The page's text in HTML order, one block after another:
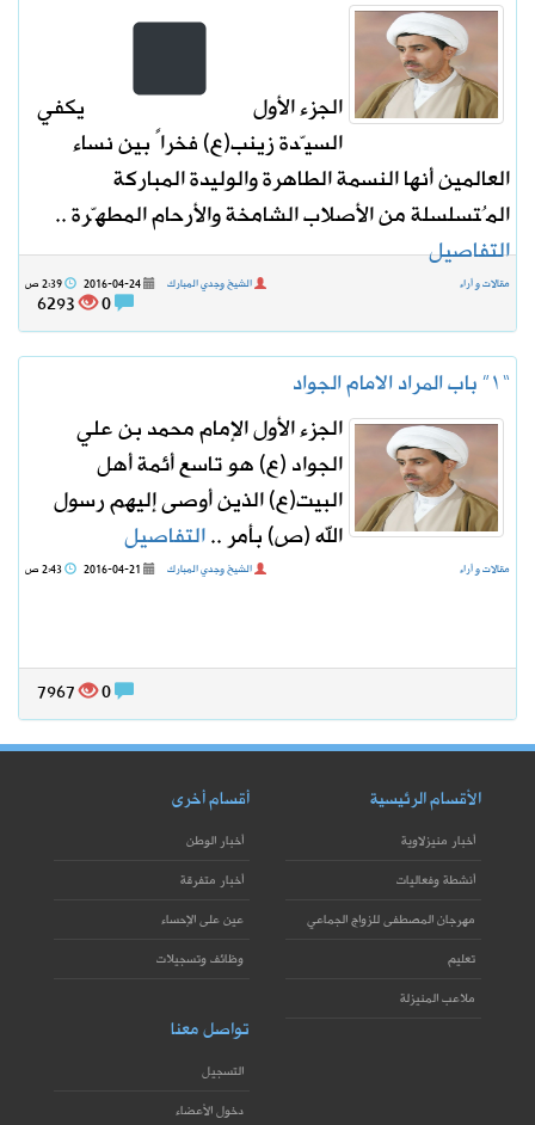
الجزء الأول
يكفي
السيّدة زينب(ع) فخراً بين نساء
العالمين أنها النسمة الطاهرة والوليدة المباركة
المُتسلسلة من الأصلاب الشامخة والأرحام المطهّرة ..
التفاصيل
مقالات و أراء 2016-04-24 الشيخ وجدي المبارك
6293
“١” باب المراد الامام الجواد
الجزء الأول الإمام محمد بن علي
الجواد (ع) هو تاسع أئمة أهل
البيت(ع) الذين أوصى إليهم رسول
الله (ص) بأمر ..التفاصيل
مقالات و أراء 2016-04-21 الشيخ وجدي المبارك
7967
الأقسام الرئيسية
أخبار منيزلاوية
أنشطة وفعاليات
مهرجان المصطفى للزواج الجماعي
تعليم
ملاعب المنيزلة
أقسام أخرى
أخبار الوطن
أخبار متفرقة
عين على الإحساء
وظائف وتسجيلات
تواصل معنا
التسجيل
دخول الأعضاء